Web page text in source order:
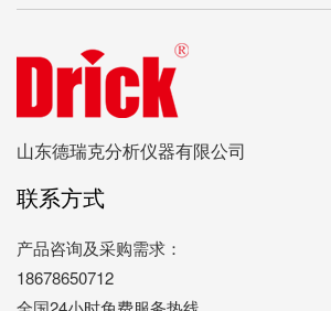
山东德瑞克分析仪器有限公司
联系方式
产品咨询及采购需求：
18678650712